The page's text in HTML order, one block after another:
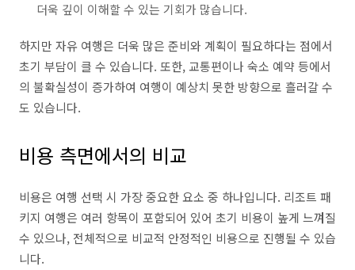
더욱 깊이 이해할 수 있는 기회가 많습니다.
하지만 자유 여행은 더욱 많은 준비와 계획이 필요하다는 점에서
초기 부담이 클 수 있습니다. 또한, 교통편이나 숙소 예약 등에서
의 불확실성이 증가하여 여행이 예상치 못한 방향으로 흘러갈 수
도 있습니다.
비용 측면에서의 비교
비용은 여행 선택 시 가장 중요한 요소 중 하나입니다. 리조트 패
키지 여행은 여러 항목이 포함되어 있어 초기 비용이 높게 느껴질
수 있으나, 전체적으로 비교적 안정적인 비용으로 진행될 수 있습
니다.